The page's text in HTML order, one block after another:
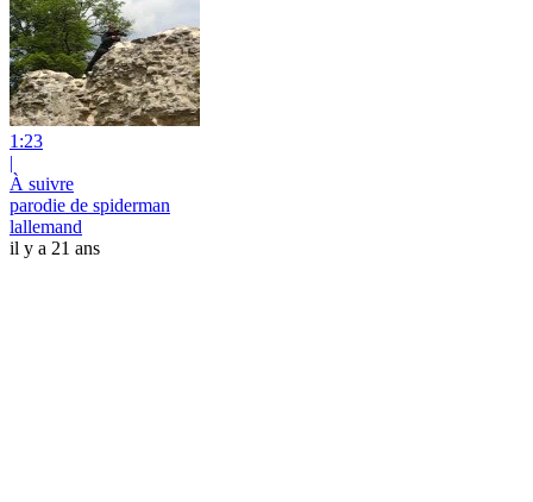
1:23
|
À suivre
parodie de spiderman
lallemand
il y a 21 ans